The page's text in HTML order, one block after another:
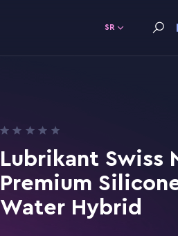
SR
Lubrikant Swiss
Premium
Water Hybrid